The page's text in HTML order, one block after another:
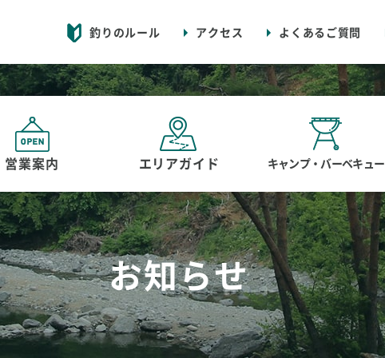
釣りのルール アクセス よくあるご質問
営業案内 エリアガイド キャンプ・バーベキュー
お知らせ